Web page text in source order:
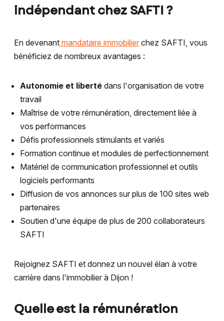
indépendant chez SAFTI ?
En devenant mandataire immobilier chez SAFTI, vous
bénéficiez de nombreux avantages :
Autonomie et liberté dans l'organisation de votre
travail
Maîtrise de votre rémunération, directement liée à
vos performances
Défis professionnels stimulants et variés
Formation continue et modules de perfectionnement
Matériel de communication professionnel et outils
logiciels performants
Diffusion de vos annonces sur plus de 100 sites web
partenaires
Soutien d'une équipe de plus de 200 collaborateurs
SAFTI
Rejoignez SAFTI et donnez un nouvel élan à votre
carrière dans l'immobilier à Dijon !
Quelle est la rémunération